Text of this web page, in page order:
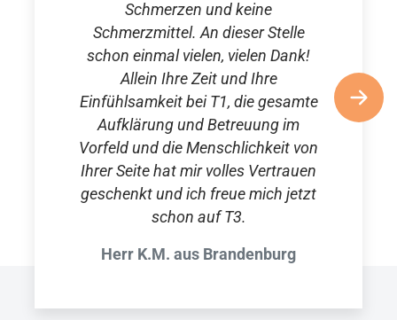
Schmerzen und keine
Schmerzmittel. An dieser Stelle
schon einmal vielen, vielen Dank!
Allein Ihre Zeit und Ihre
Einfühlsamkeit bei T1, die gesamte
Aufklärung und Betreuung im
Vorfeld und die Menschlichkeit von
Ihrer Seite hat mir volles Vertrauen
geschenkt und ich freue mich jetzt
schon auf T3.
Herr K.M. aus Brandenburg